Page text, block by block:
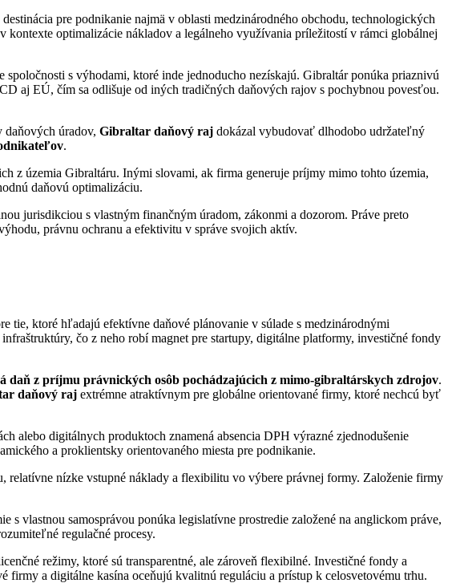
pre podnikanie najmä v oblasti medzinárodného obchodu, technologických
kontexte optimalizácie nákladov a legálneho využívania príležitostí v rámci globálnej
spoločnosti s výhodami, ktoré inde jednoducho nezískajú. Gibraltár ponúka priaznivú
aj EÚ, čím sa odlišuje od iných tradičných daňových rajov s pochybnou povesťou.
daňových úradov, Gibraltar daňový raj dokázal vybudovať dlhodobo udržateľný
.
z územia Gibraltáru. Inými slovami, ak firma generuje príjmy mimo tohto územia,
daňovú optimalizáciu.
jurisdikciou s vlastným finančným úradom, zákonmi a dozorom. Práve preto
právnu ochranu a efektivitu v správe svojich aktív.
tie, ktoré hľadajú efektívne daňové plánovanie v súlade s medzinárodnými
čo z neho robí magnet pre startupy, digitálne platformy, investičné fondy
daň z príjmu právnických osôb pochádzajúcich z mimo-gibraltárskych zdrojov.
daňový raj extrémne atraktívnym pre globálne orientované firmy, ktoré nechcú byť
alebo digitálnych produktoch znamená absencia DPH výrazné zjednodušenie
a proklientsky orientovaného miesta pre podnikanie.
relatívne nízke vstupné náklady a flexibilitu vo výbere právnej formy. Založenie firmy
s vlastnou samosprávou ponúka legislatívne prostredie založené na anglickom práve,
regulačné procesy.
režimy, ktoré sú transparentné, ale zároveň flexibilné. Investičné fondy a
a digitálne kasína oceňujú kvalitnú reguláciu a prístup k celosvetovému trhu.